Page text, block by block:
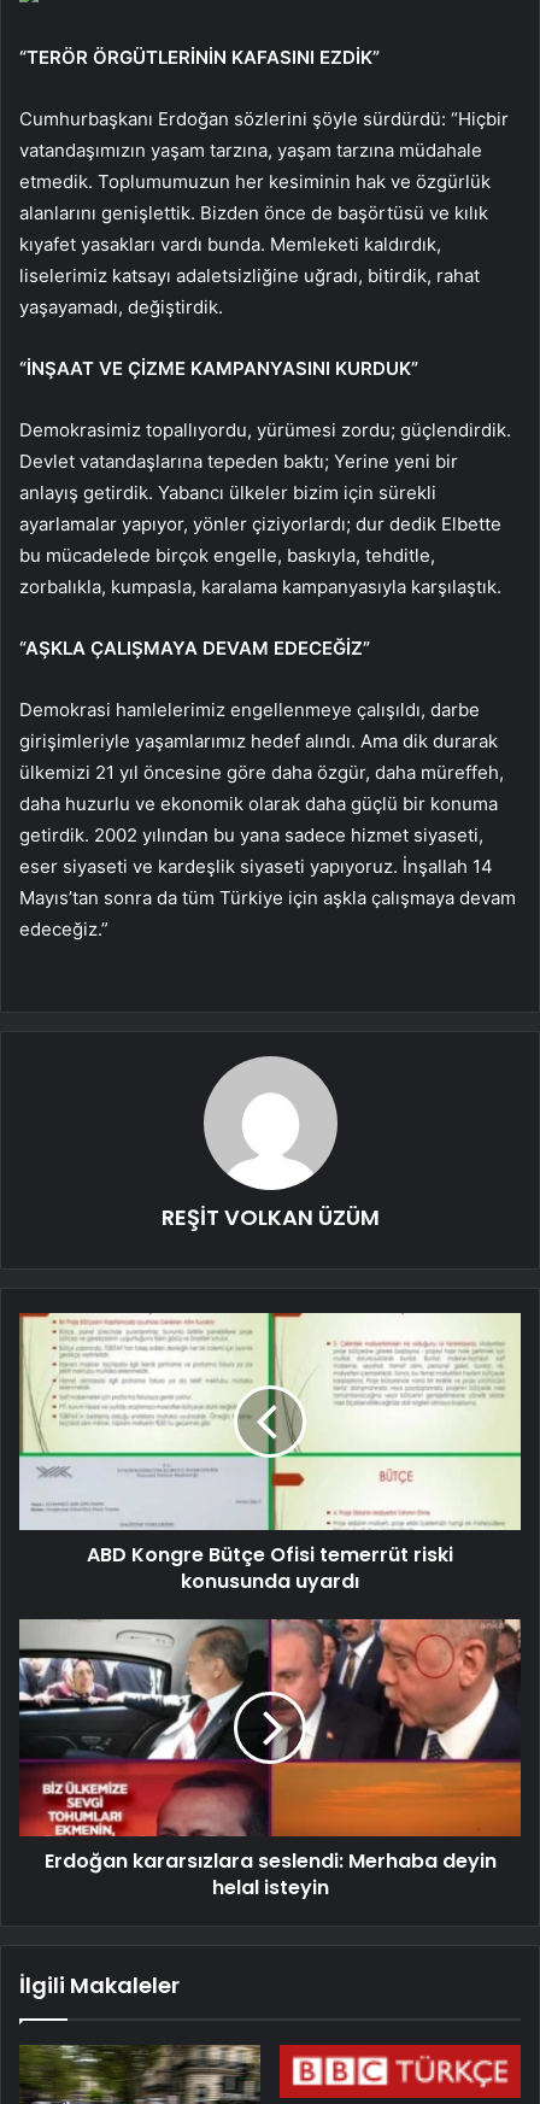
“TERÖR ÖRGÜTLERİNİN KAFASINI EZDİK”
Cumhurbaşkanı Erdoğan sözlerini şöyle sürdürdü: “Hiçbir
vatandaşımızın yaşam tarzına, yaşam tarzına müdahale
etmedik. Toplumumuzun her kesiminin hak ve özgürlük
alanlarını genişlettik. Bizden önce de başörtüsü ve kılık
kıyafet yasakları vardı bunda. Memleketi kaldırdık,
liselerimiz katsayı adaletsizliğine uğradı, bitirdik, rahat
yaşayamadı, değiştirdik.
“İNŞAAT VE ÇİZME KAMPANYASINI KURDUK”
Demokrasimiz topallıyordu, yürümesi zordu; güçlendirdik.
Devlet vatandaşlarına tepeden baktı; Yerine yeni bir
anlayış getirdik. Yabancı ülkeler bizim için sürekli
ayarlamalar yapıyor, yönler çiziyorlardı; dur dedik Elbette
bu mücadelede birçok engelle, baskıyla, tehditle,
zorbalıkla, kumpasla, karalama kampanyasıyla karşılaştık.
“AŞKLA ÇALIŞMAYA DEVAM EDECEĞİZ”
Demokrasi hamlelerimiz engellenmeye çalışıldı, darbe
girişimleriyle yaşamlarımız hedef alındı. Ama dik durarak
ülkemizi 21 yıl öncesine göre daha özgür, daha müreffeh,
daha huzurlu ve ekonomik olarak daha güçlü bir konuma
getirdik. 2002 yılından bu yana sadece hizmet siyaseti,
eser siyaseti ve kardeşlik siyaseti yapıyoruz. İnşallah 14
Mayıs’tan sonra da tüm Türkiye için aşkla çalışmaya devam
edeceğiz.”
REŞİT VOLKAN ÜZÜM
ABD Kongre Bütçe Ofisi temerrüt riski
konusunda uyardı
Erdoğan kararsızlara seslendi: Merhaba deyin
helal isteyin
İlgili Makaleler